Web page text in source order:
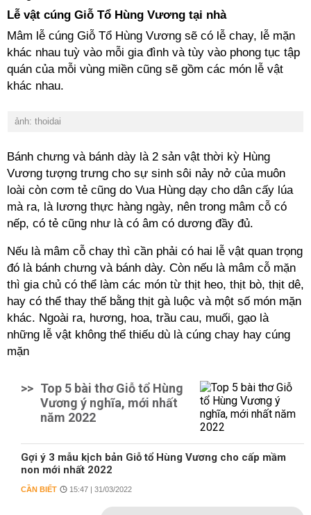
Lễ vật cúng Giỗ Tổ Hùng Vương tại nhà
Mâm lễ cúng Giỗ Tổ Hùng Vương sẽ có lễ chay, lễ mặn
khác nhau tuỳ vào mỗi gia đình và tùy vào phong tục tập
quán của mỗi vùng miền cũng sẽ gồm các món lễ vật
khác nhau.
ảnh: thoidai
Bánh chưng và bánh dày là 2 sản vật thời kỳ Hùng
Vương tượng trưng cho sự sinh sôi nảy nở của muôn
loài còn cơm tẻ cũng do Vua Hùng dạy cho dân cấy lúa
mà ra, là lương thực hàng ngày, nên trong mâm cỗ có
nếp, có tẻ cũng như là có âm có dương đầy đủ.
Nếu là mâm cỗ chay thì cần phải có hai lễ vật quan trọng
đó là bánh chưng và bánh dày. Còn nếu là mâm cỗ mặn
thì gia chủ có thể làm các món từ thịt heo, thịt bò, thịt dê,
hay có thể thay thế bằng thịt gà luộc và một số món mặn
khác. Ngoài ra, hương, hoa, trầu cau, muối, gạo là
những lễ vật không thể thiếu dù là cúng chay hay cúng
mặn
>> Top 5 bài thơ Giỗ tổ Hùng
Vương ý nghĩa, mới nhất
năm 2022
Gợi ý 3 mẫu kịch bản Giỗ tổ Hùng Vương cho cấp mầm
non mới nhất 2022
CẦN BIẾT 15:47 | 31/03/2022